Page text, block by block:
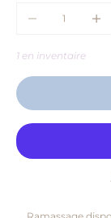
1 en inventaire